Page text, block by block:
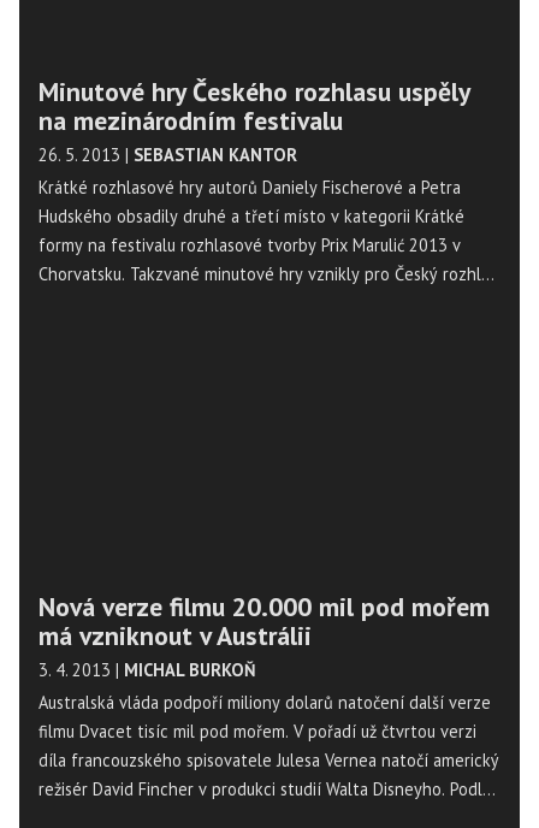
Minutové hry Českého rozhlasu uspěly
na mezinárodním festivalu
26. 5. 2013 | SEBASTIAN KANTOR
Krátké rozhlasové hry autorů Daniely Fischerové a Petra
Hudského obsadily druhé a třetí místo v kategorii Krátké
formy na festivalu rozhlasové tvorby Prix Marulić 2013 v
Chorvatsku. Takzvané minutové hry vznikly pro Český rozhlas,
Nová verze filmu 20.000 mil pod mořem
má vzniknout v Austrálii
3. 4. 2013 | MICHAL BURKOŇ
Australská vláda podpoří miliony dolarů natočení další verze
filmu Dvacet tisíc mil pod mořem. V pořadí už čtvrtou verzi
díla francouzského spisovatele Julesa Vernea natočí americký
režisér David Fincher v produkci studií Walta Disneyho. Podle